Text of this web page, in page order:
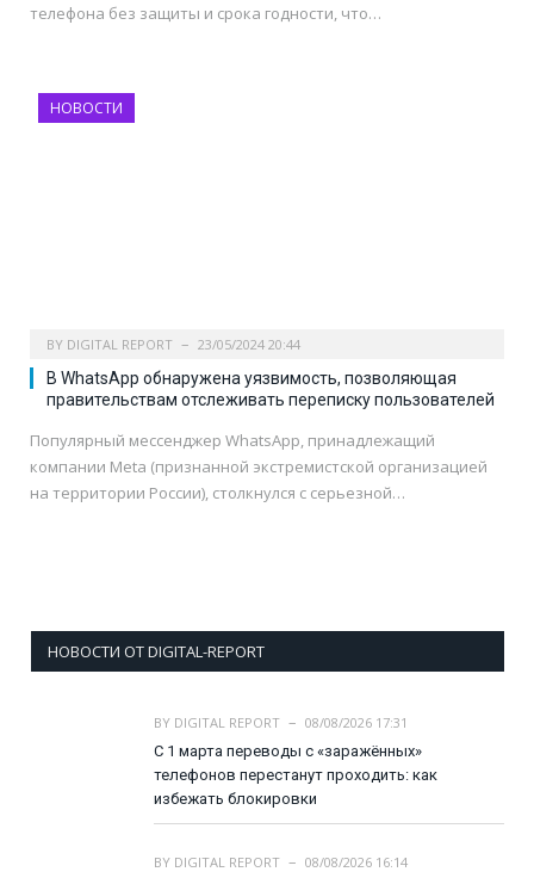
телефона без защиты и срока годности, что…
НОВОСТИ
BY DIGITAL REPORT 23/05/2024 20:44
В WhatsApp обнаружена уязвимость, позволяющая
правительствам отслеживать переписку пользователей
Популярный мессенджер WhatsApp, принадлежащий
компании Meta (признанной экстремистской организацией
на территории России), столкнулся с серьезной…
НОВОСТИ ОТ DIGITAL-REPORT
BY DIGITAL REPORT
08/08/2026 17:31
С 1 марта переводы с «заражённых»
телефонов перестанут проходить: как
избежать блокировки
BY DIGITAL REPORT 08/08/2026 16:14